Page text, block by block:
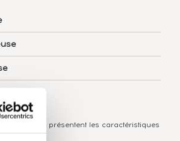
ci-dessus présentent les caractéristiques